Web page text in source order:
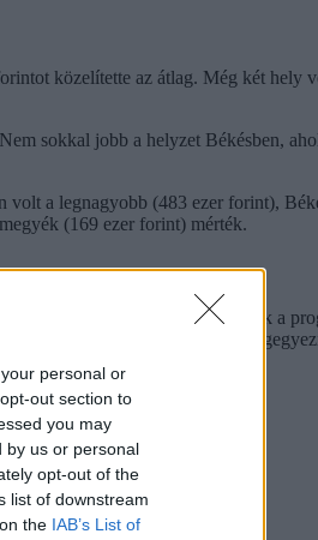
personal or
out section to
you may
by us or personal
opt-out of the
list of downstream
the IAB’s List of
közelítette az átlag. Még két hely
sokkal jobb a helyzet Békésben,
a legnagyobb (483 ezer forint),
(169 ezer forint) mérték.
Ezek egy része nemcsak a
kezdő fizetésért, ami